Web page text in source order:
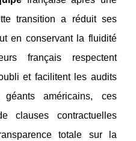
transition a réduit ses
en conservant la fluidité
français respectent
et facilitent les audits
géants américains, ces
clauses contractuelles
totale sur la